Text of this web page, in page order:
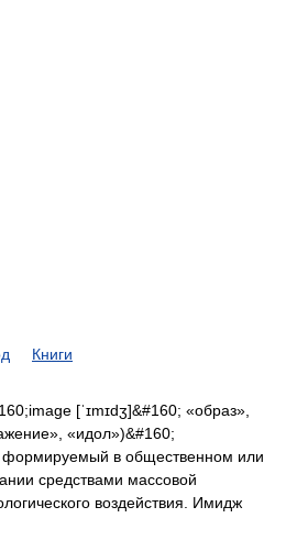
Книги
[ˈɪmɪdʒ]&#160; «образ»,
«идол»)&#160;
формируемый в общественном или
средствами массовой
воздействия. Имидж